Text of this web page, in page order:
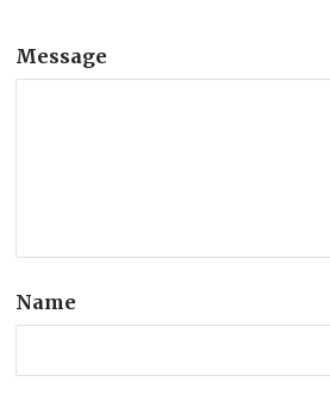
Message
Name